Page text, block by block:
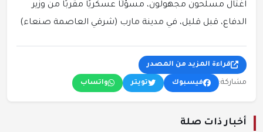
اغتال مسلحون مجهولون، مسؤلًا عسكريًا مقربًا من وزير
الدفاع، قبل قليل، في مدينة مارب (شرقي العاصمة صنعاء)
قراءة المزيد من المصدر
مشاركة: فيسبوك تويتر واتساب
أخبار ذات صلة